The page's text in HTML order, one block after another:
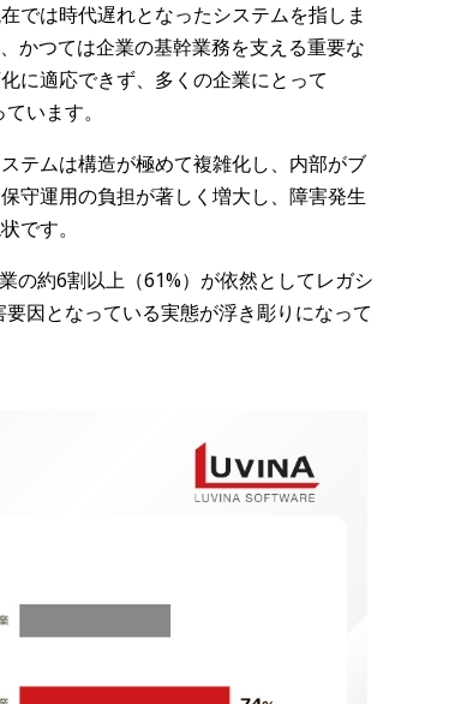
では時代遅れとなったシステムを指しま
かつては企業の基幹業務を支える重要な
に適応できず、多くの企業にとって
います。
テムは構造が極めて複雑化し、内部がブ
守運用の負担が著しく増大し、障害発生
です。
の約6割以上（61%）が依然としてレガシ
因となっている実態が浮き彫りになって